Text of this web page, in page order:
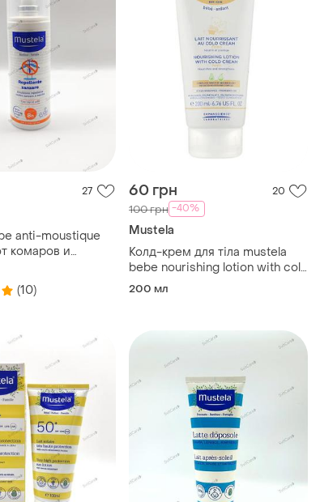
27
anti-moustique
комаров и
(10)
60 грн 20
100 грн -40%
Mustela
Колд-крем для тіла mustela
bebe nourishing lotion with cold
cream
200 мл